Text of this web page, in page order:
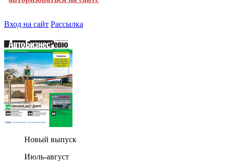
Вход на сайт Рассылка
Новый выпуск
Июль-август